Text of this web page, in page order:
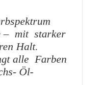
– mit starker
Halt.
alle Farben
Öl-